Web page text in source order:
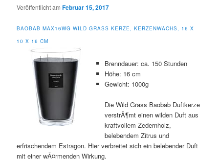
Veröffentlicht amFebruar 15, 2017
BAOBAB MAX16WG WILD GRASS KERZE, KERZENWACHS, 16 X
10 X 16 CM
Brenndauer: ca. 150 Stunden
Höhe: 16 cm
Gewicht: 1000g
Die Wild Grass Baobab Duftkerze
verstrÃ¶mt einen wilden Duft aus
kraftvollem Zedernholz,
belebendem Zitrus und
erfrischendem Estragon. Hier verbreitet sich ein belebender Duft
mit einer wÃ¤rmenden Wirkung.